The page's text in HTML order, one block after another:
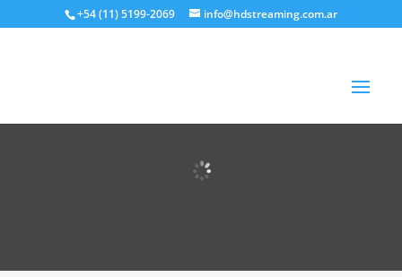
+54 (11) 5199-2069 info@hdstreaming.com.ar